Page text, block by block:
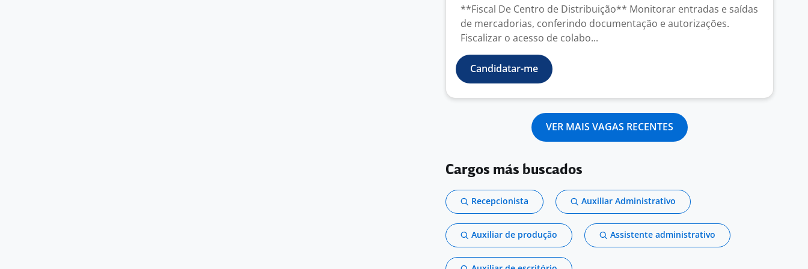
**Fiscal De Centro de Distribuição** Monitorar entradas e saídas
de mercadorias, conferindo documentação e autorizações.
Fiscalizar o acesso de colabo...
Candidatar-me
VER MAIS VAGAS RECENTES
Cargos más buscados
Recepcionista Auxiliar Administrativo
Auxiliar de produção Assistente administrativo